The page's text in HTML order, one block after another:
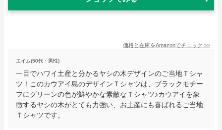
価格と在庫をAmazonでチェック >>
エイム(50代・男性)
一目でハワイ土産と分かるヤシの木デザインのご当地Ｔシャ
ツ！このカウアイ島のデザインＴシャツは、ブラックモチー
フにグリーンの色が鮮やかな素敵なＴシャツ♪カウアイを象
徴するヤシの木がとても力強い、お土産にも喜ばれるご当地
Ｔシャツです。